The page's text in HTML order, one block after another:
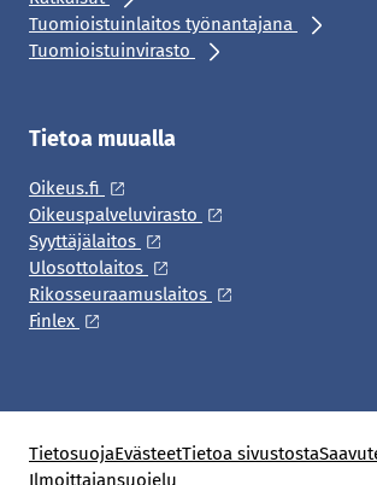
Tuomioistuinlaitos työnantajana
Tuomioistuinvirasto
Tietoa muualla
Oikeus.fi
Oikeuspalveluvirasto
Syyttäjälaitos
Ulosottolaitos
Rikosseuraamuslaitos
Finlex
TietosuojaEvästeetTietoa sivustosta
Ilmoittajansuojelu